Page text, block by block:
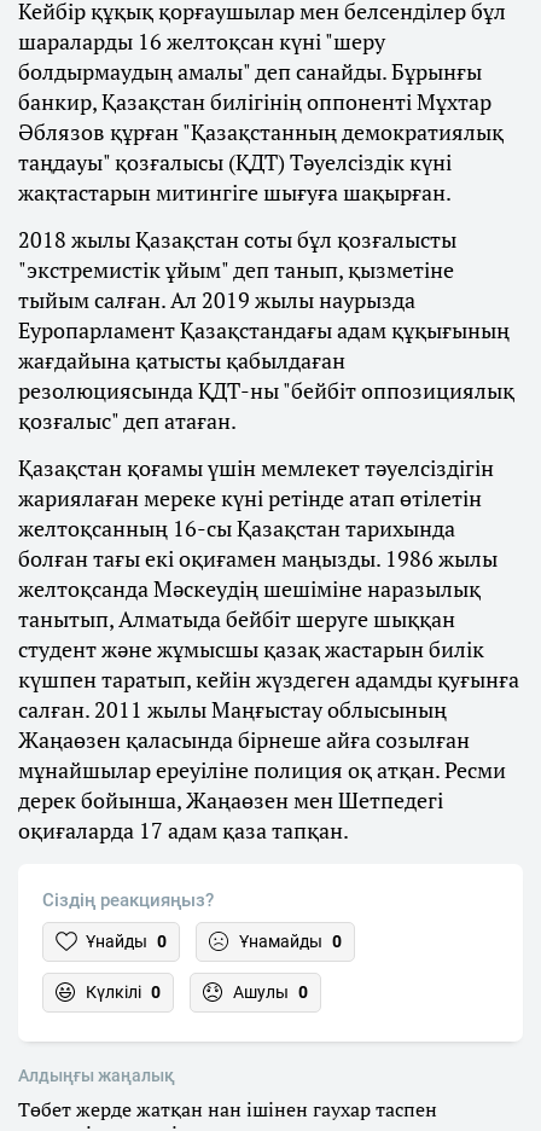
Кейбір құқық қорғаушылар мен белсенділер бұл
шараларды 16 желтоқсан күні "шеру
болдырмаудың амалы" деп санайды. Бұрынғы
банкир, Қазақстан билігінің оппоненті Мұхтар
Әблязов құрған "Қазақстанның демократиялық
таңдауы" қозғалысы (ҚДТ) Тәуелсіздік күні
жақтастарын митингіге шығуға шақырған.
2018 жылы Қазақстан соты бұл қозғалысты
"экстремистік ұйым" деп танып, қызметіне
тыйым салған. Ал 2019 жылы наурызда
Еуропарламент Қазақстандағы адам құқығының
жағдайына қатысты қабылдаған
резолюциясында ҚДТ-ны "бейбіт оппозициялық
қозғалыс" деп атаған.
Қазақстан қоғамы үшін мемлекет тәуелсіздігін
жариялаған мереке күні ретінде атап өтілетін
желтоқсанның 16-сы Қазақстан тарихында
болған тағы екі оқиғамен маңызды. 1986 жылы
желтоқсанда Мәскеудің шешіміне наразылық
танытып, Алматыда бейбіт шеруге шыққан
студент және жұмысшы қазақ жастарын билік
күшпен таратып, кейін жүздеген адамды қуғынға
салған. 2011 жылы Маңғыстау облысының
Жаңаөзен қаласында бірнеше айға созылған
мұнайшылар ереуіліне полиция оқ атқан. Ресми
дерек бойынша, Жаңаөзен мен Шетпедегі
оқиғаларда 17 адам қаза тапқан.
Сіздің реакцияңыз?
Ұнайды 0 Ұнамайды 0
Күлкілі 0 Ашулы 0
Алдыңғы жаңалық
Төбет жерде жатқан нан ішінен гаухар таспен